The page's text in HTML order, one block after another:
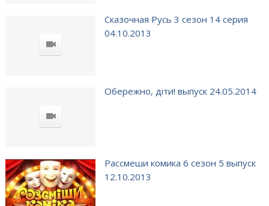
Сказочная Русь 3 сезон 14 серия
04.10.2013
Обережно, діти! выпуск 24.05.2014
Рассмеши комика 6 сезон 5 выпуск
12.10.2013